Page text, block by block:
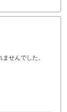
せんでした。